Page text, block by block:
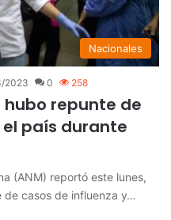
Nacionales
2023 0 258
repunte de
el país durante
(ANM) reportó este lunes,
de casos de influenza y…